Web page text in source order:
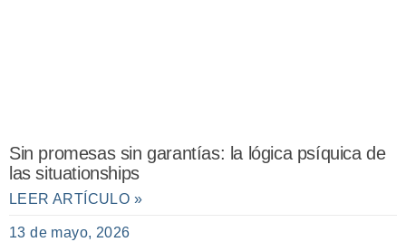
Sin promesas sin garantías: la lógica psíquica de
las situationships
LEER ARTÍCULO »
13 de mayo, 2026